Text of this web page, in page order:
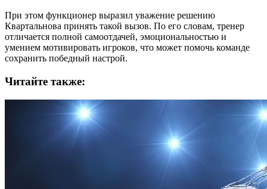
При этом функционер выразил уважение решению
Квартальнова принять такой вызов. По его словам, тренер
отличается полной самоотдачей, эмоциональностью и
умением мотивировать игроков, что может помочь команде
сохранить победный настрой.
Читайте также: